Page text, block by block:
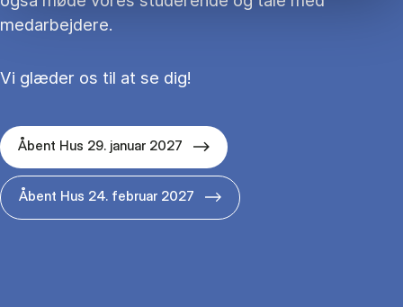
medarbejdere.
Vi glæder os til at se dig!
Åbent Hus 29. januar 2027
Åbent Hus 24. februar 2027